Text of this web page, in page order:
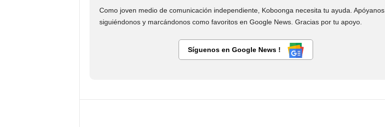
Como joven medio de comunicación independiente, Koboonga necesita tu ayuda. Apóyanos
siguiéndonos y marcándonos como favoritos en Google News. Gracias por tu apoyo.
Síguenos en Google News !